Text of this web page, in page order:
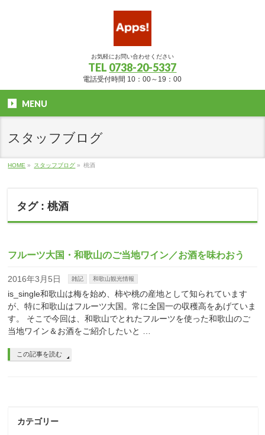
お気軽にお問い合わせください
TEL 0738-20-5337
電話受付時間 10：00～19：00
MENU
スタッフブログ
HOME » スタッフブログ » 桃酒
タグ : 桃酒
フルーツ大国・和歌山のご当地ワイン／お酒を味わおう
2016年3月5日 雑記 和歌山観光情報
is_single和歌山は梅を始め、柿や桃の産地として知られています
が、特に和歌山はフルーツ大国。常に全国一の収穫高をあげていま
す。 そこで今回は、和歌山でとれたフルーツを使った和歌山のご
当地ワイン＆お酒をご紹介したいと …
この記事を読む
カテゴリー